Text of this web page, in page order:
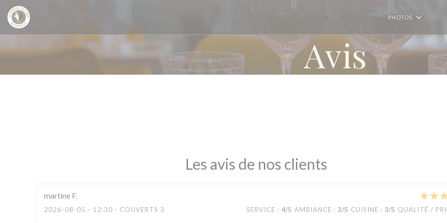
Personnalisation de vos choix en matière de cookies
PHOTOS AVIS
Avis
Les avis de nos clients
martine F
2026-08-05 - 12:30 - COUVERTS 3 SERVICE : 4/5 AMBIANCE : 3/5 CUISINE : 3/5 QUALITÉ /